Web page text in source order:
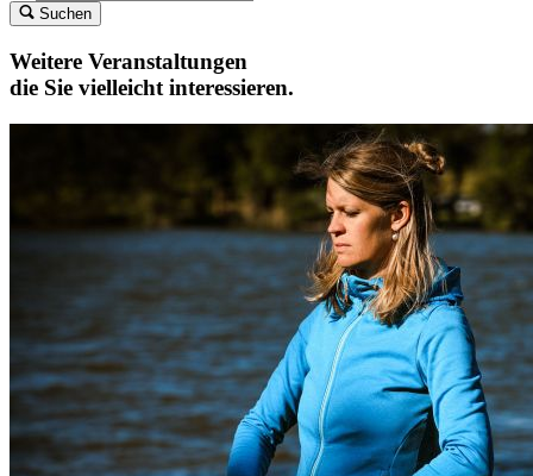
Suchen
Weitere Veranstaltungen
die Sie vielleicht interessieren.